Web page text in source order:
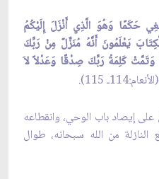
حَكَمًا وَهُوَ الَّذِي أَنْزَلَ إِلَيْكُمُ
يَعْلَمُونَ أَنَّهُ مُنَزَّلٌ مِنْ رَبِّكَ
وَتَمَّتْ كَلِمَةُ رَبِّكَ صِدْقًا وَعَدْلاً لاَ
(الأنعام:114ـ 115).
إيصاد باب الوحي، وانقطاعه
النازلة من الله سبحانه، طوال